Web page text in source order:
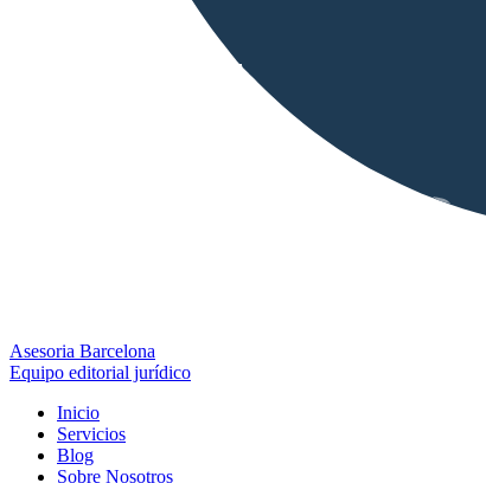
Asesoria Barcelona
Equipo editorial jurídico
Inicio
Servicios
Blog
Sobre Nosotros